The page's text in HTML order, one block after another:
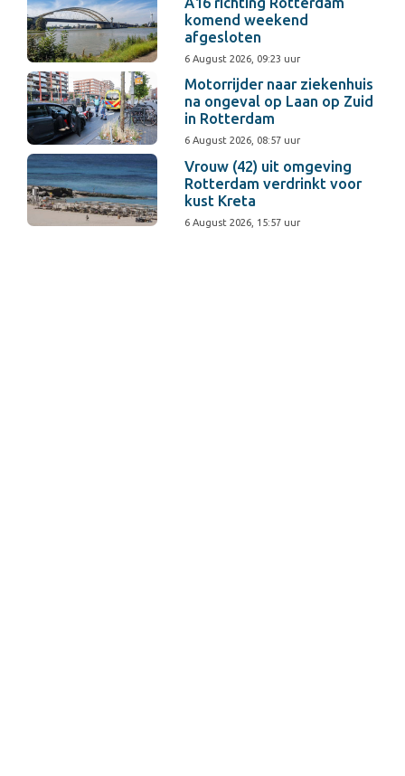
komend weekend
afgesloten
6 August 2026, 09:23 uur
Motorrijder naar ziekenhuis
na ongeval op Laan op Zuid
in Rotterdam
6 August 2026, 08:57 uur
Vrouw (42) uit omgeving
Rotterdam verdrinkt voor
kust Kreta
6 August 2026, 15:57 uur